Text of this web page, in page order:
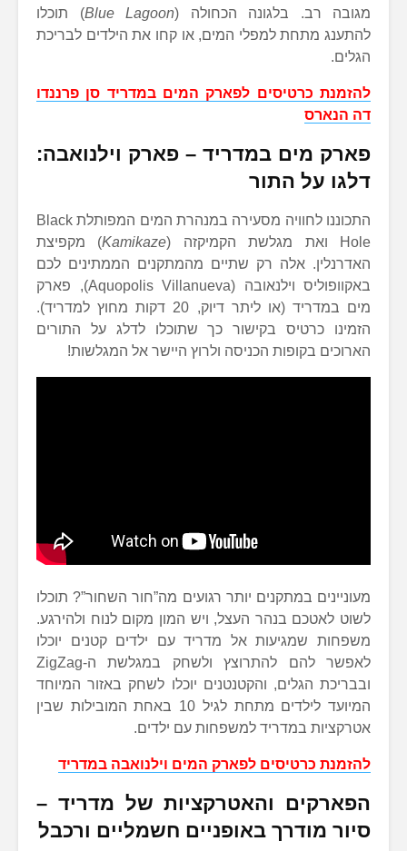
מגובה רב. בלגונה הכחולה (Blue Lagoon) תוכלו
להתענג מתחת למפלי המים, או קחו את הילדים לבריכת
הגלים.
להזמנת כרטיסים לפארק המים במדריד סן פרננדו
דה הנארס
פארק מים במדריד – פארק וילנואבה:
דלגו על התור
התכוננו לחוויה מסעירה במנהרת המים המפותלת Black
Hole ואת מגלשת הקמיקזה (
Kamikaze) מקפיצת
האדרנלין. אלה רק שתיים מהמתקנים הממתינים לכם
באקוופוליס וילנאובה (Aquopolis Villanueva), פארק
מים במדריד (או ליתר דיוק, 20 דקות מחוץ למדריד).
הזמינו כרטיס בקישור כך שתוכלו לדלג על התורים
הארוכים בקופות הכניסה ולרוץ היישר אל המגלשות!
מעוניינים במתקנים יותר רגועים מה”חור השחור”? תוכלו
לשוט לאטכם בנהר העצל, ויש המון מקום לנוח ולהירגע.
משפחות שמגיעות אל מדריד עם ילדים קטנים יוכלו
לאפשר להם להתרוצץ ולשחק במגלשת ה-ZigZag
ובבריכת הגלים, והקטנטנים יוכלו לשחק באזור המיוחד
המיועד לילדים מתחת לגיל 10 באחת המובילות שבין
אטרקציות במדריד למשפחות עם ילדים.
להזמנת כרטיסים לפארק המים וילנואבה במדריד
הפארקים והאטרקציות של מדריד –
סיור מודרך באופניים חשמליים ורכבל